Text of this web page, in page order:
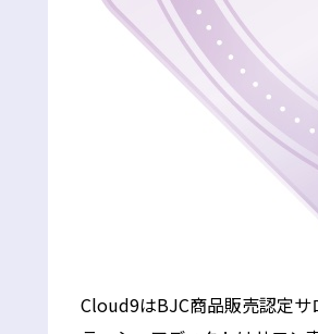
Cloud9はBJC商品販売認定サ